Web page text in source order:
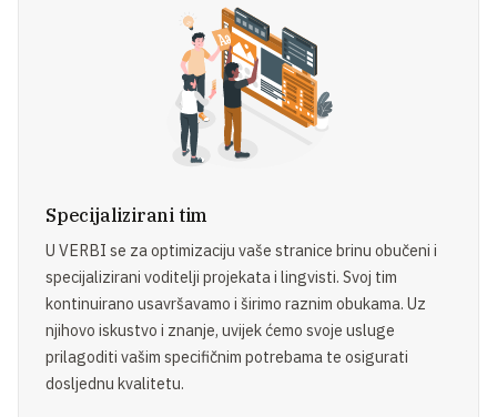
Specijalizirani tim
U VERBI se za optimizaciju vaše stranice brinu obučeni i
specijalizirani voditelji projekata i lingvisti. Svoj tim
kontinuirano usavršavamo i širimo raznim obukama. Uz
njihovo iskustvo i znanje, uvijek ćemo svoje usluge
prilagoditi vašim specifičnim potrebama te osigurati
dosljednu kvalitetu.